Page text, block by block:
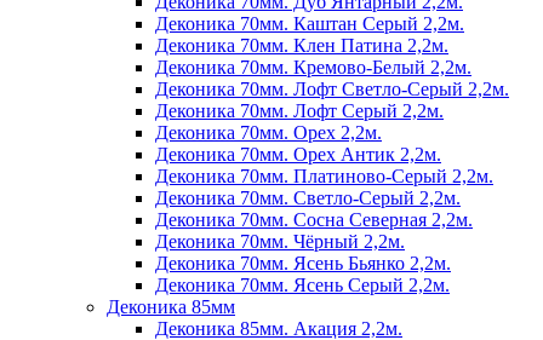
Деконика 70мм. Каштан Серый 2,2м.
Деконика 70мм. Клен Патина 2,2м.
Деконика 70мм. Кремово-Белый 2,2м.
Деконика 70мм. Лофт Светло-Серый 2,2м.
Деконика 70мм. Лофт Серый 2,2м.
Деконика 70мм. Орех 2,2м.
Деконика 70мм. Орех Антик 2,2м.
Деконика 70мм. Платиново-Серый 2,2м.
Деконика 70мм. Светло-Серый 2,2м.
Деконика 70мм. Сосна Северная 2,2м.
Деконика 70мм. Чёрный 2,2м.
Деконика 70мм. Ясень Бьянко 2,2м.
Деконика 70мм. Ясень Серый 2,2м.
Деконика 85мм
Деконика 85мм. Акация 2,2м.